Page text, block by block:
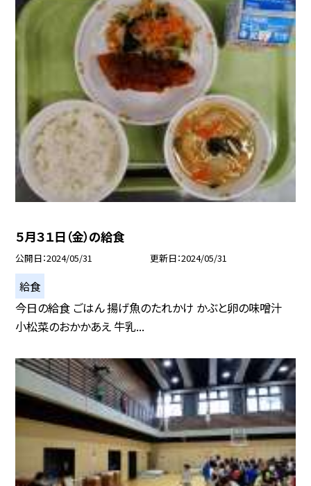
５月３１日（金）の給食
公開日 2024/05/31 更新日 2024/05/31
給食
今日の給食 ごはん 揚げ魚のたれかけ かぶと卵の味噌汁
小松菜のおかかあえ 牛乳...